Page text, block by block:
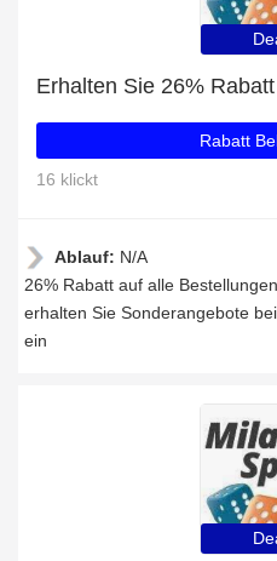
Rabatt
16 klickt
Ablauf: N/A
26% Rabatt auf alle
erhalten Sie Sonderangebote
ein